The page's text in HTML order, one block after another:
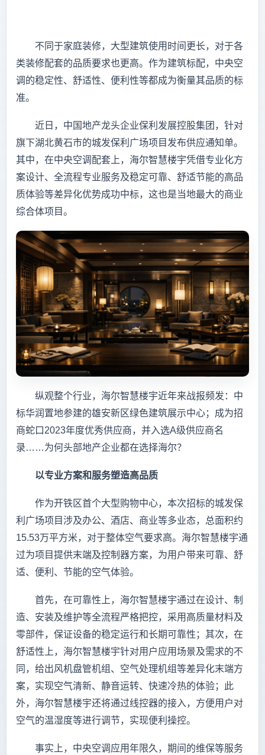
不同于家庭装修，大型建筑使用时间更长，对于各
类装修配套的品质要求也更高。作为建筑标配，中央空
调的稳定性、舒适性、便利性等都成为衡量其品质的标
准。
近日，中国地产龙头企业保利发展控股集团，针对
旗下湖北黄石市的城发保利广场项目发布供应通知单。
其中，在中央空调配套上，海尔智慧楼宇凭借专业化方
案设计、全流程专业服务及稳定可靠、舒适节能的高品
质体验等差异化优势成功中标，这也是当地最大的商业
综合体项目。
纵观整个行业，海尔智慧楼宇近年来战报频发：中
标华润置地参建的雄安新区绿色建筑展示中心；成为招
商蛇口2023年度优秀供应商，并入选A级供应商名
录……为何头部地产企业都在选择海尔？
以专业方案和服务塑造高品质
作为开铁区首个大型购物中心，本次招标的城发保
利广场项目涉及办公、酒店、商业等多业态，总面积约
15.53万平方米，对于整体空气要求高。海尔智慧楼宇通
过为项目提供末端及控制器方案，为用户带来可靠、舒
适、便利、节能的空气体验。
首先，在可靠性上，海尔智慧楼宇通过在设计、制
造、安装及维护等全流程严格把控，采用高质量材料及
零部件，保证设备的稳定运行和长期可靠性；其次，在
舒适性上，海尔智慧楼宇针对用户应用场景及需求的不
同，给出风机盘管机组、空气处理机组等差异化末端方
案，实现空气清新、静音运转、快速冷热的体验；此
外，海尔智慧楼宇还将通过线控器的接入，方便用户对
空气的温湿度等进行调节，实现便利操控。
事实上，中央空调应用年限久，期间的维保等服务